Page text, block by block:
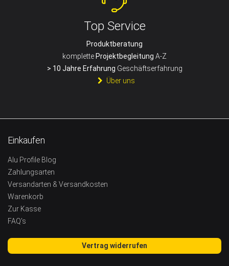
Top Service
Produktberatung
komplette Projektbegleitung A-Z
> 10 Jahre Erfahrung Geschäftserfahrung
Über uns
Einkaufen
Alu Profile Blog
Zahlungsarten
Versandarten & Versandkosten
Warenkorb
Zur Kasse
FAQ's
Vertrag widerrufen